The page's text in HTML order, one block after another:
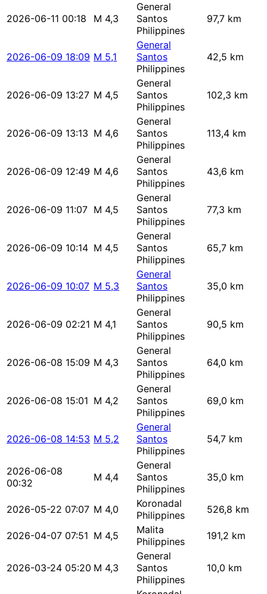
2026-06-11 00:18 M 4,3
General
Santos
Philippines
97,7 km
2026-06-09 18:09 M 5,1
General
Santos
Philippines
42,5 km
2026-06-09 13:27 M 4,5
General
Santos
Philippines
102,3 km
2026-06-09 13:13 M 4,6
General
Santos
Philippines
113,4 km
2026-06-09 12:49 M 4,6
General
Santos
Philippines
43,6 km
2026-06-09 11:07 M 4,5
General
Santos
Philippines
77,3 km
2026-06-09 10:14 M 4,5
General
Santos
Philippines
65,7 km
2026-06-09 10:07 M 5,3
General
Santos
Philippines
35,0 km
2026-06-09 02:21 M 4,1
General
Santos
Philippines
90,5 km
2026-06-08 15:09 M 4,3
General
Santos
Philippines
64,0 km
2026-06-08 15:01 M 4,2
General
Santos
Philippines
69,0 km
2026-06-08 14:53 M 5,2
General
Santos
Philippines
54,7 km
2026-06-08
00:32
M 4,4
General
Santos
Philippines
35,0 km
2026-05-22 07:07 M 4,0
Koronadal
Philippines
526,8 km
2026-04-07 07:51 M 4,5
Malita
Philippines
191,2 km
2026-03-24 05:20 M 4,3
General
Santos
Philippines
10,0 km